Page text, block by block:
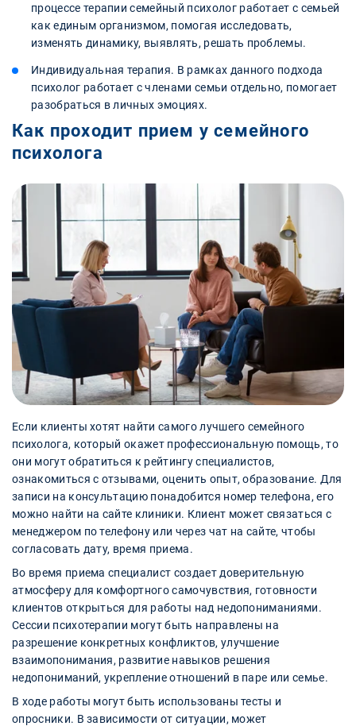
процессе терапии семейный психолог работает с семьей
как единым организмом, помогая исследовать,
изменять динамику, выявлять, решать проблемы.
Индивидуальная терапия. В рамках данного подхода
психолог работает с членами семьи отдельно, помогает
разобраться в личных эмоциях.
Как проходит прием у семейного
психолога
Если клиенты хотят найти самого лучшего семейного
психолога, который окажет профессиональную помощь, то
они могут обратиться к рейтингу специалистов,
ознакомиться с отзывами, оценить опыт, образование. Для
записи на консультацию понадобится номер телефона, его
можно найти на сайте клиники. Клиент может связаться с
менеджером по телефону или через чат на сайте, чтобы
согласовать дату, время приема.
Во время приема специалист создает доверительную
атмосферу для комфортного самочувствия, готовности
клиентов открыться для работы над недопониманиями.
Сессии психотерапии могут быть направлены на
разрешение конкретных конфликтов, улучшение
взаимопонимания, развитие навыков решения
недопониманий, укрепление отношений в паре или семье.
В ходе работы могут быть использованы тесты и
опросники. В зависимости от ситуации, может